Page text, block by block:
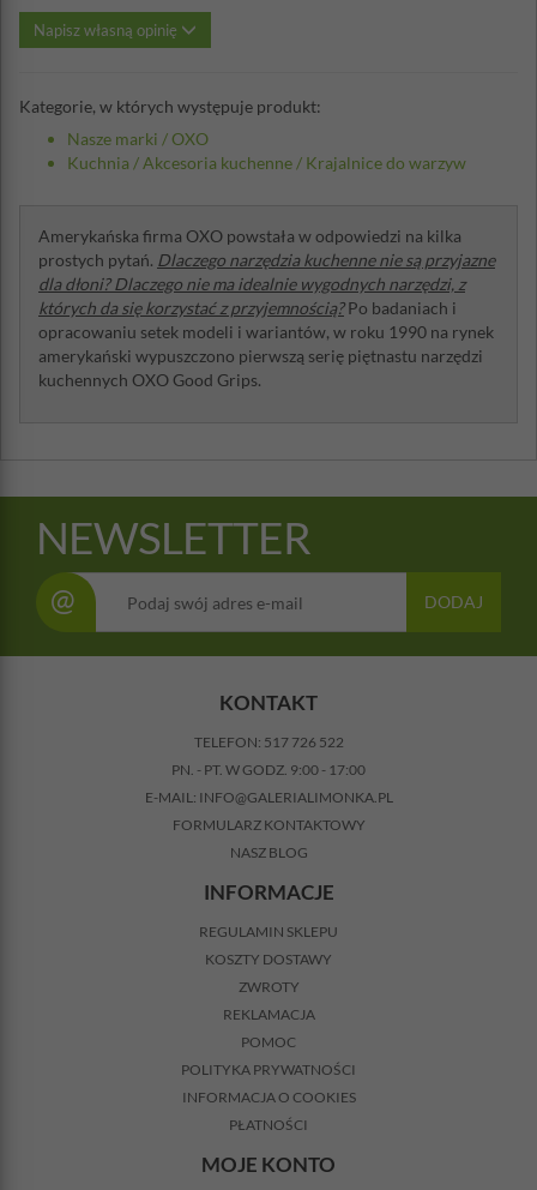
Napisz własną opinię
Kategorie, w których występuje produkt:
Nasze marki /OXO
Kuchnia /Akcesoria kuchenne / Krajalnice do warzyw
Amerykańska firma OXO powstała w odpowiedzi na kilka
prostych pytań. Dlaczego narzędzia kuchenne nie są przyjazne
dla dłoni? Dlaczego nie ma idealnie wygodnych narzędzi, z
których da się korzystać z przyjemnością?Po badaniach i
opracowaniu setek modeli i wariantów, w roku 1990 na rynek
amerykański wypuszczono pierwszą serię piętnastu narzędzi
kuchennych OXO Good Grips.
NEWSLETTER
@ DODAJ
KONTAKT
TELEFON: 517 726 522
PN. - PT. W GODZ. 9:00 - 17:00
E-MAIL: INFO@GALERIALIMONKA.PL
FORMULARZ KONTAKTOWY
NASZ BLOG
INFORMACJE
REGULAMIN SKLEPU
KOSZTY DOSTAWY
ZWROTY
REKLAMACJA
POMOC
POLITYKA PRYWATNOŚCI
INFORMACJA O COOKIES
PŁATNOŚCI
MOJE KONTO